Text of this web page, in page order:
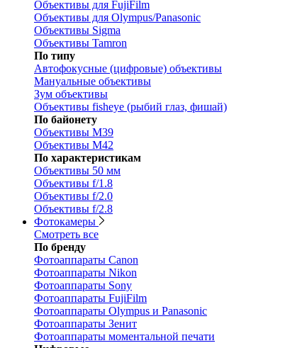
Объективы для FujiFilm
Объективы для Olympus/Panasonic
Объективы Sigma
Объективы Tamron
По типу
Автофокусные (цифровые) объективы
Мануальные объективы
Зум объективы
Объективы fisheye (рыбий глаз, фишай)
По байонету
Объективы M39
Объективы M42
По характеристикам
Объективы 50 мм
Объективы f/1.8
Объективы f/2.0
Объективы f/2.8
Фотокамеры
Смотреть все
По бренду
Фотоаппараты Canon
Фотоаппараты Nikon
Фотоаппараты Sony
Фотоаппараты FujiFilm
Фотоаппараты Olympus и Panasonic
Фотоаппараты Зенит
Фотоаппараты моментальной печати